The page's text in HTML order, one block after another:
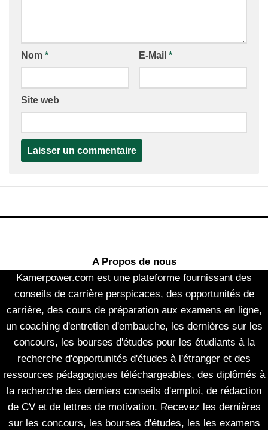
Nom * E-Mail *
Site web
A Propos de nous
Kamerpower.com est une plateforme fournissant des
conseils de carrière perspicaces, des opportunités de
carrière, des cours de préparation aux examens en ligne,
un coaching d'entretien d'embauche, les dernières sur les
concours, les bourses d'études pour les étudiants à la
recherche d'opportunités d'études à l'étranger et des
ressources pédagogiques téléchargeables, des diplômés à
la recherche des derniers conseils d'emploi, de rédaction
de CV et de lettres de motivation. Recevez les dernières
sur les concours, les bourses d'études, les les examens